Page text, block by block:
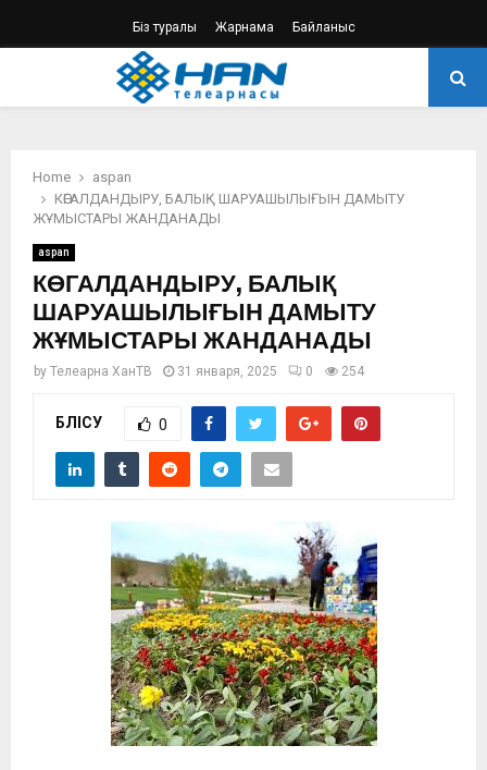
Біз туралы Жарнама Байланыс
PRIMARY
Home
aspan
КӨГАЛДАНДЫРУ, БАЛЫҚ ШАРУАШЫЛЫҒЫН ДАМЫТУ
ЖҰМЫСТАРЫ ЖАНДАНАДЫ
aspan
КӨГАЛДАНДЫРУ, БАЛЫҚ
ШАРУАШЫЛЫҒЫН ДАМЫТУ
ЖҰМЫСТАРЫ ЖАНДАНАДЫ
by Телеарна ХанТВ 31 января, 2025 0 254
БӨЛІСУ 0